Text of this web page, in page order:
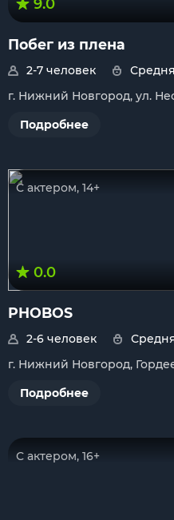
9.0
Побег из плена
2-7 человек
г. Нижний Новгород, ул.
Подробнее
С актером, 14+
0.0
PHOBOS
2-6 человек
г. Нижний Новгород,
Подробнее
С актером, 16+